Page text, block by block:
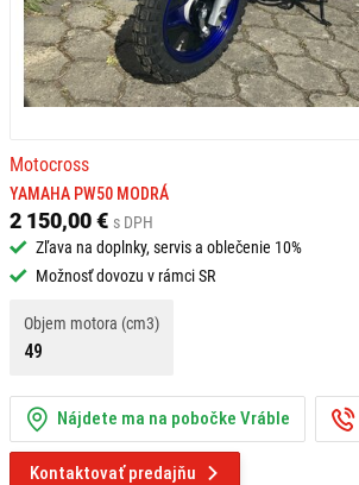
Motocross
YAMAHA PW50 MODRÁ
2 150,00 € s DPH
Zľava na doplnky, servis a oblečenie 10%
Možnosť dovozu v rámci SR
Objem motora (cm3)
49
Nájdete ma na pobočke Vráble
Kontaktovať predajňu